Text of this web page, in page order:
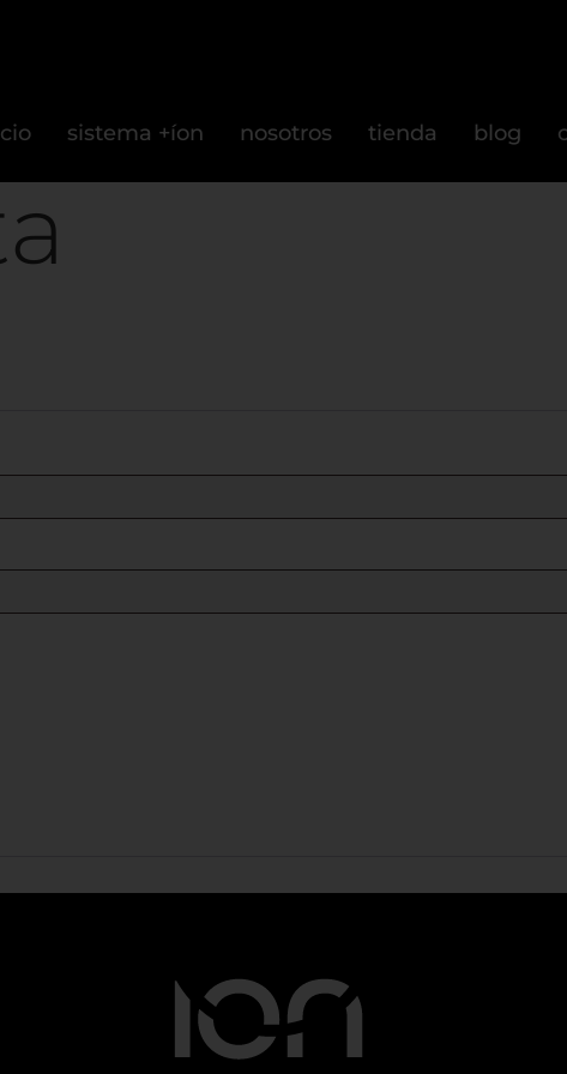
sistema +íon nosotros tienda blog